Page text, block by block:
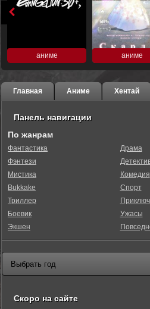
аниме аниме
Главная Аниме Хентай
Панель навигации
По жанрам
Фантастика
Фэнтези
Мистика
Bukkake
Триллер
Боевик
Экшен
Драма
Комедия
Спорт
Ужасы
Скоро на сайте